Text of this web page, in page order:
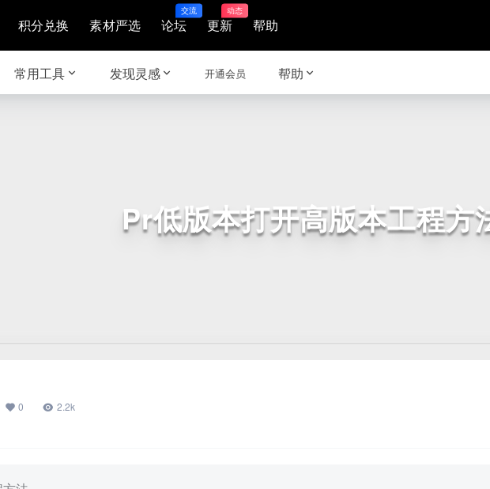
积分兑换 素材严选 论坛
交流
更新
动态
帮助
常用工具 发现灵感 开通会员 帮助
Pr低版本打开高版本工程方
0 2.2k